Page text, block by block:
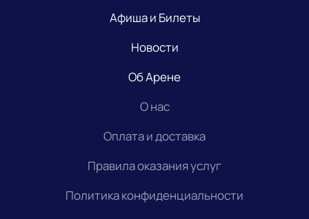
Афиша и Билеты
Новости
Об Арене
О нас
Оплата и доставка
Правила оказания услуг
Политика конфиденциальности